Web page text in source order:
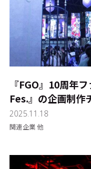
『FGO』10周年
Fes.』の企画制作
2025.11.18
関連企業 他